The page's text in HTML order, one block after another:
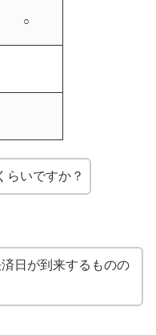
○
らいですか？
日が到来するものの